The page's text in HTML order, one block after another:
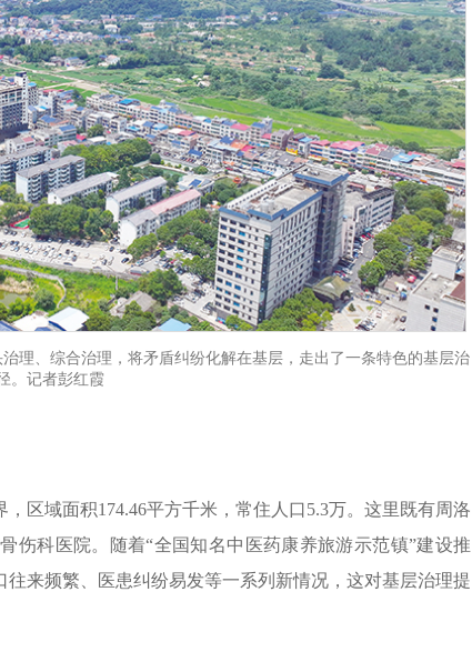
理、综合治理，将矛盾纠纷化解在基层，走出了一条特色的基层治
。记者彭红霞
区域面积174.46平方千米，常住人口5.3万。这里既有周洛
伤科医院。随着“全国知名中医药康养旅游示范镇”建设推
来频繁、医患纠纷易发等一系列新情况，这对基层治理提